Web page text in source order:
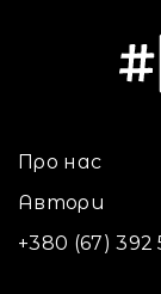
Про нас
Автори
+380 (67) 392